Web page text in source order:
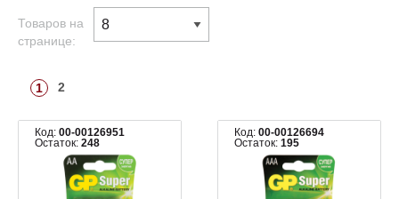
Товаров на
странице:
1 2
Код: 00-00126951
Остаток: 248
Код:00-00126694
Остаток:195